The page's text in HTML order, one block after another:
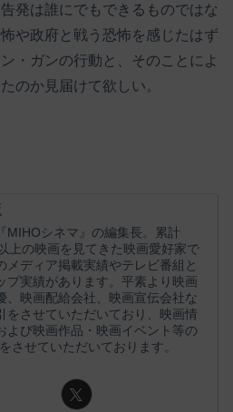
発は誰にでもできるものではな
や政府と戦う恐怖を感じたはず
・ガンの行動と、そのことによ
のか見届けて欲しい。
MIHOシネマ』の編集長。累計
上の映画を見てきた映画愛好家で
メディア掲載実績やテレビ番組と
プ実績があります。平素より映画
、映画配給会社、映画宣伝会社な
をさせていただいており、映画情
よび映画作品・映画イベント等の
させていただいております。